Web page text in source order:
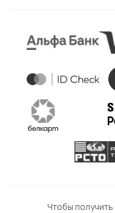
Чтобы получить